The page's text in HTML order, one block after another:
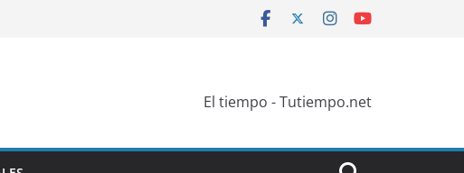
El tiempo - Tutiempo.net